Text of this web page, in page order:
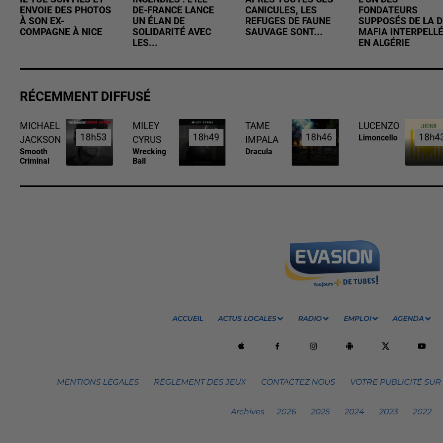
ENVOIE DES PHOTOS
À SON EX-
COMPAGNE À NICE
DE-FRANCE LANCE
UN ÉLAN DE
SOLIDARITÉ AVEC
LES...
CANICULES, LES
REFUGES DE FAUNE
SAUVAGE SONT...
FONDATEURS
SUPPOSÉS DE LA
MAFIA INTERPELLÉ
EN ALGÉRIE
RÉCEMMENT DIFFUSÉ
MICHAEL
JACKSON
Smooth
Criminal
18h53
18h53
MILEY
CYRUS
Wrecking
Ball
18h49
18h49
TAME
IMPALA
Dracula
18h46
18h46
LUCENZO
Limoncello
ACCUEIL ACTUS LOCALES RADIO EMPLOI AGENDA
MENTIONS LEGALES RÈGLEMENT DES JEUX CONTACTEZ NOUS VOTRE PUBLICITÉ
Archives 2026 2025 2024 2023 2022